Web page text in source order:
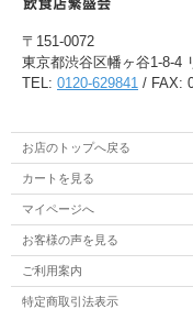
〒151-0072
東京都渋谷区幡ヶ谷1-8-4
TEL: 0120-629841 / FAX:
お店のトップへ戻る
カートを見る
マイページへ
お客様の声を見る
ご利用案内
特定商取引法表示